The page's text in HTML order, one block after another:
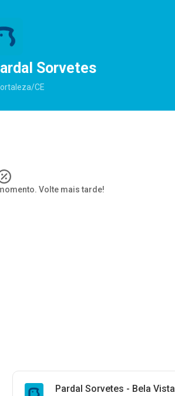
Sorvetes
CE
Volte mais tarde!
Pardal Sorvetes - Bela Vista